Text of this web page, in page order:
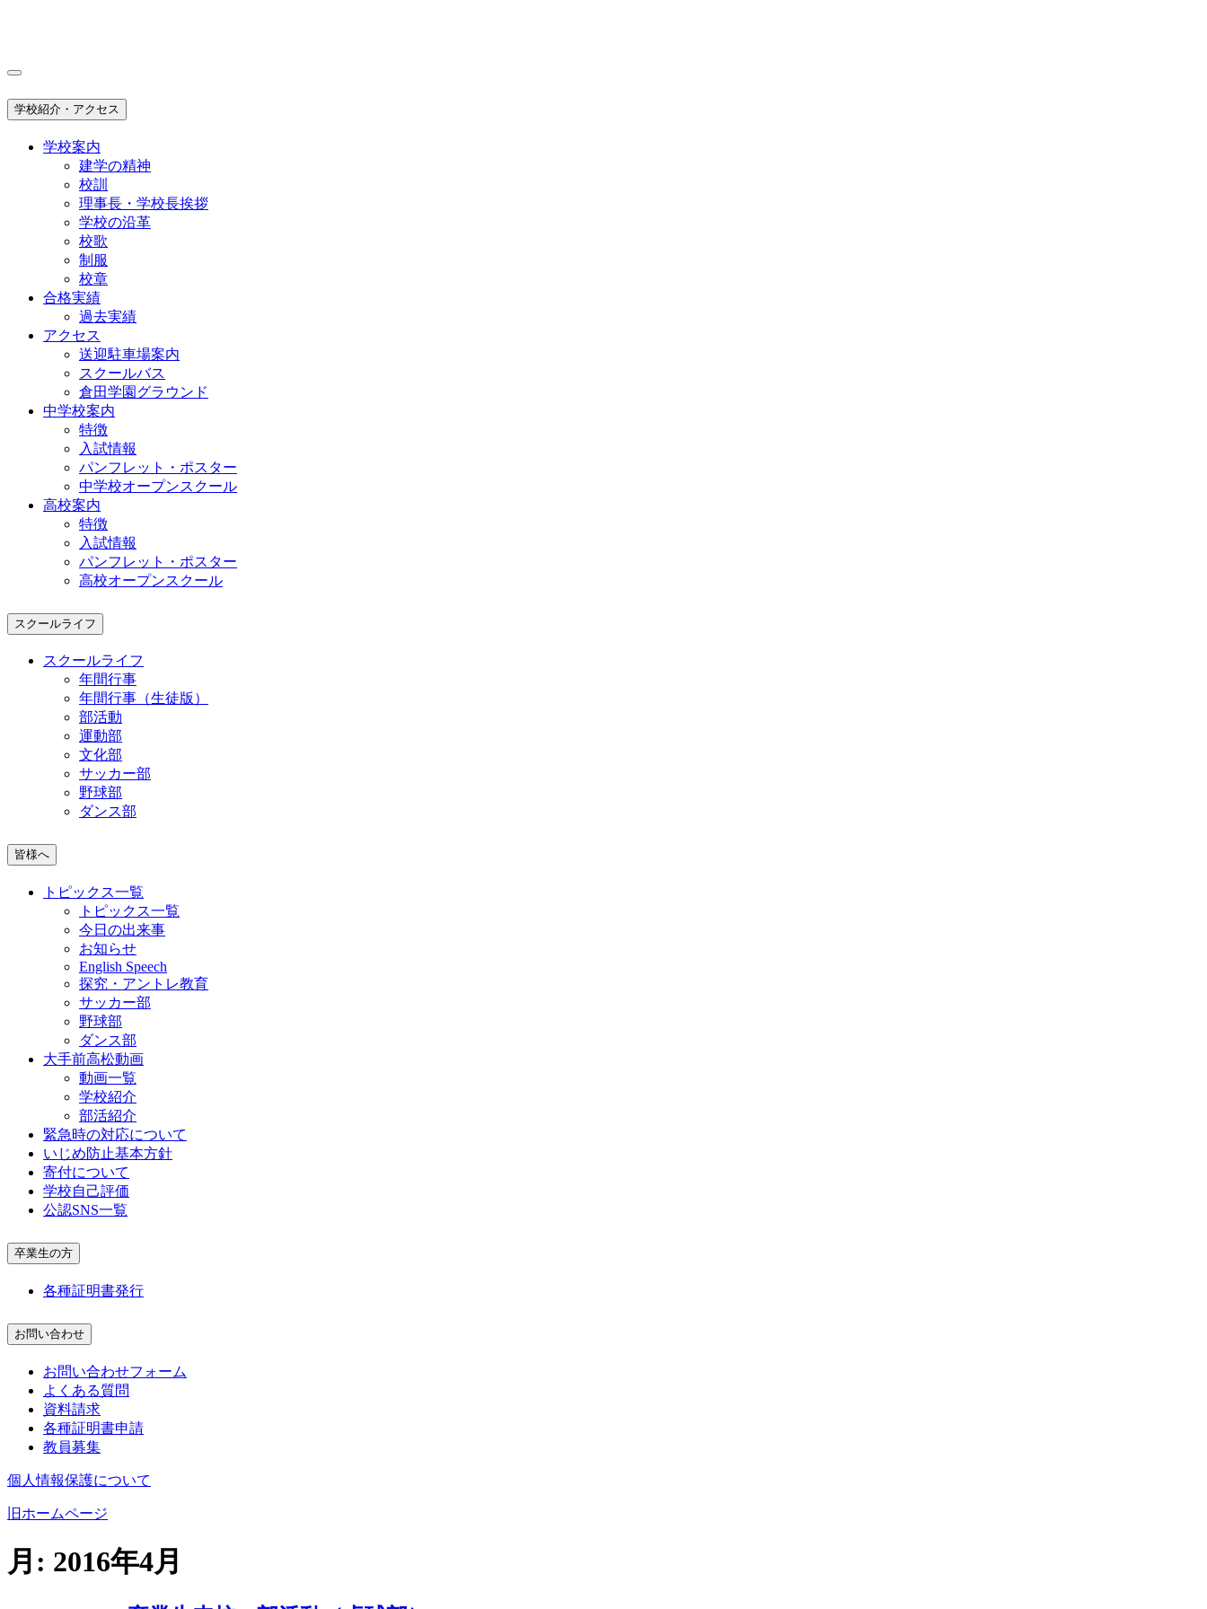
学校紹介・アクセス
学校案内
建学の精神
校訓
理事長・学校長挨拶
学校の沿革
校歌
制服
校章
合格実績
過去実績
アクセス
送迎駐車場案内
スクールバス
倉田学園グラウンド
中学校案内
特徴
入試情報
パンフレット・ポスター
中学校オープンスクール
高校案内
特徴
入試情報
パンフレット・ポスター
高校オープンスクール
スクールライフ
スクールライフ
年間行事
年間行事（生徒版）
部活動
運動部
文化部
サッカー部
野球部
ダンス部
皆様へ
トピックス一覧
トピックス一覧
今日の出来事
お知らせ
English Speech
探究・アントレ教育
サッカー部
野球部
ダンス部
大手前高松動画
動画一覧
学校紹介
部活紹介
緊急時の対応について
いじめ防止基本方針
寄付について
学校自己評価
公認SNS一覧
卒業生の方
各種証明書発行
お問い合わせ
お問い合わせフォーム
よくある質問
資料請求
各種証明書申請
教員募集
個人情報保護について
旧ホームページ
月: 2016年4月